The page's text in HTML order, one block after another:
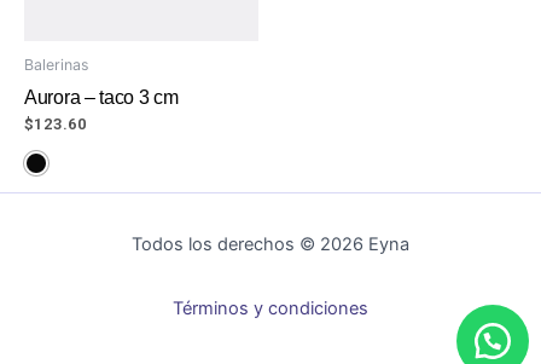
Balerinas
Aurora – taco 3 cm
$123.60
Todos los derechos © 2026 Eyna
Términos y condiciones